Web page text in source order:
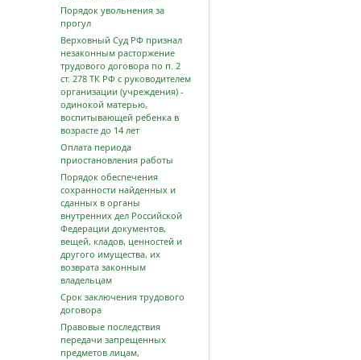
Порядок увольнения за
прогул
Верховный Суд РФ признал
незаконным расторжение
трудового договора по п. 2
ст. 278 ТК РФ с руководителем
организации (учреждения) -
одинокой матерью,
воспитывающей ребенка в
возрасте до 14 лет
Оплата периода
приостановления работы
Порядок обеспечения
сохранности найденных и
сданных в органы
внутренних дел Российской
Федерации документов,
вещей, кладов, ценностей и
другого имущества, их
возврата законным
владельцам
Срок заключения трудового
договора
Правовые последствия
передачи запрещенных
предметов лицам,